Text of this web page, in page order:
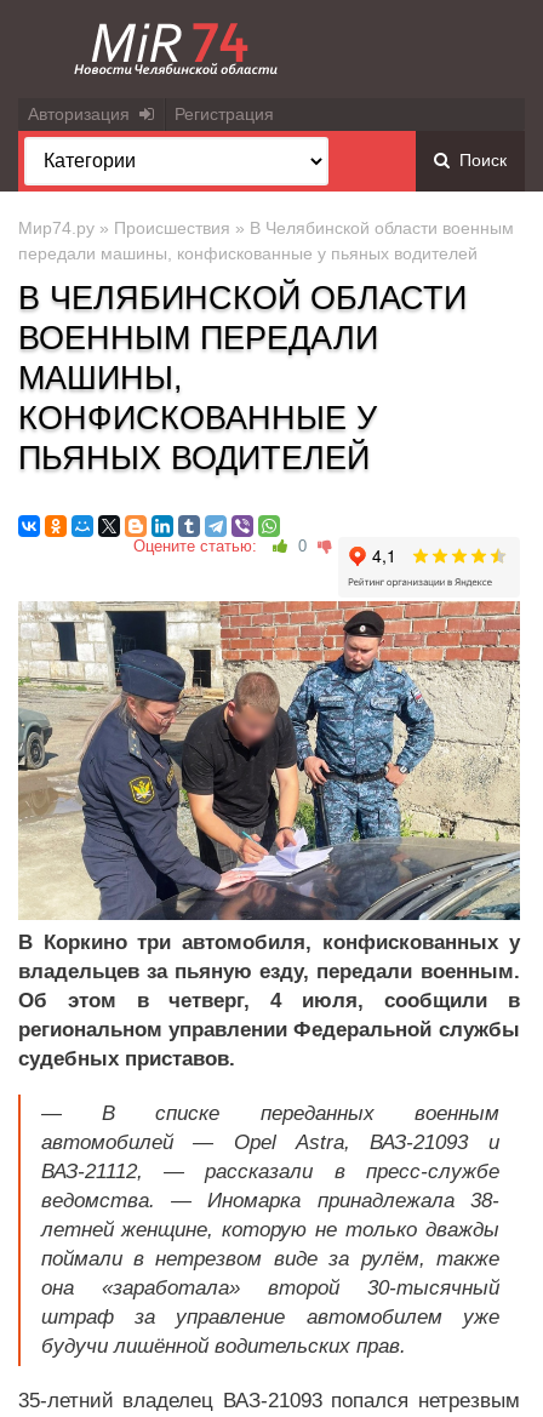
Авторизация Регистрация
Поиск
Мир74.ру » Происшествия » В Челябинской области военным
передали машины, конфискованные у пьяных водителей
В ЧЕЛЯБИНСКОЙ ОБЛАСТИ
ВОЕННЫМ ПЕРЕДАЛИ
МАШИНЫ,
КОНФИСКОВАННЫЕ У
ПЬЯНЫХ ВОДИТЕЛЕЙ
Оцените статью: 0
В Коркино три автомобиля, конфискованных у
владельцев за пьяную езду, передали военным.
Об этом в четверг, 4 июля, сообщили в
региональном управлении Федеральной службы
судебных приставов.
— В списке переданных военным
автомобилей — Opel Astra, ВАЗ-21093 и
ВАЗ-21112, — рассказали в пресс-службе
ведомства. — Иномарка принадлежала 38-
летней женщине, которую не только дважды
поймали в нетрезвом виде за рулём, также
она «заработала» второй 30-тысячный
штраф за управление автомобилем уже
будучи лишённой водительских прав.
35-летний владелец ВАЗ-21093 попался нетрезвым